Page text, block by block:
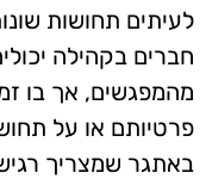
לעיתים תחושות
חברים בקהילה
מהמפגשים, אך בו
פרטיותם או על
באתגר שמצריך